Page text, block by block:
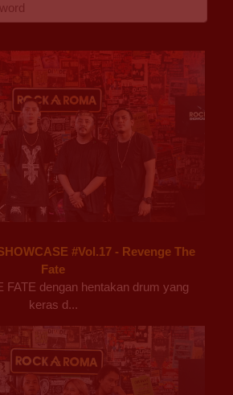
#Vol.17 - Revenge The
Fate
FATE dengan hentakan drum yang
keras d...